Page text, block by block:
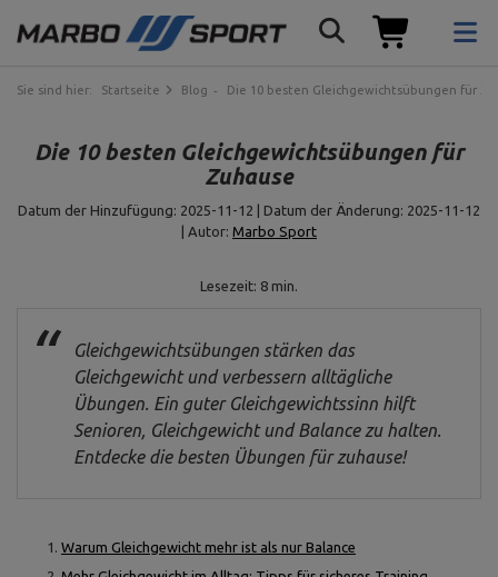
Sie sind hier: Startseite Blog Die 10 besten Gleichgewichtsübungen für
Die 10 besten Gleichgewichtsübungen für
Zuhause
Datum der Hinzufügung: 2025-11-12 | Datum der Änderung: 2025-11-12
| Autor: Marbo Sport
Lesezeit: 8 min.
Gleichgewichtsübungen stärken das
Gleichgewicht und verbessern alltägliche
Übungen. Ein guter Gleichgewichtssinn hilft
Senioren, Gleichgewicht und Balance zu halten.
Entdecke die besten Übungen für zuhause!
Warum Gleichgewicht mehr ist als nur Balance